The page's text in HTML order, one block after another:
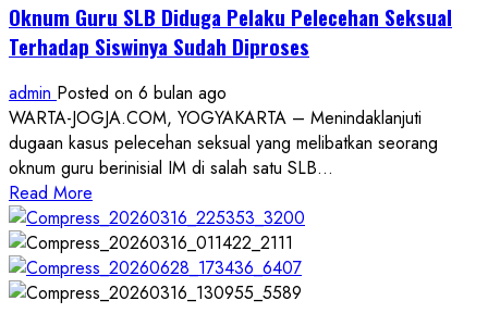
Oknum Guru SLB Diduga Pelaku Pelecehan Seksual
Terhadap Siswinya Sudah Diproses
admin Posted on 6 bulan ago
WARTA-JOGJA.COM, YOGYAKARTA – Menindaklanjuti
dugaan kasus pelecehan seksual yang melibatkan seorang
oknum guru berinisial IM di salah satu SLB...
Read More
more
about
Oknum
Guru